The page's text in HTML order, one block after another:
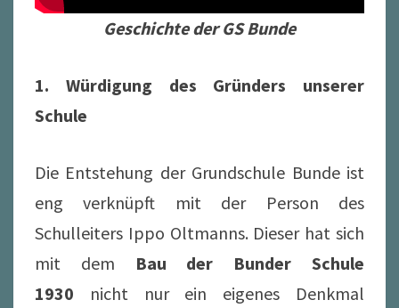
Geschichte der GS Bunde
1. Würdigung des Gründers unserer
Schule
Die Entstehung der Grundschule Bunde ist
eng verknüpft mit der Person des
Schulleiters Ippo Oltmanns. Dieser hat sich
mit dem Bau der Bunder Schule
1930 nicht nur ein eigenes Denkmal